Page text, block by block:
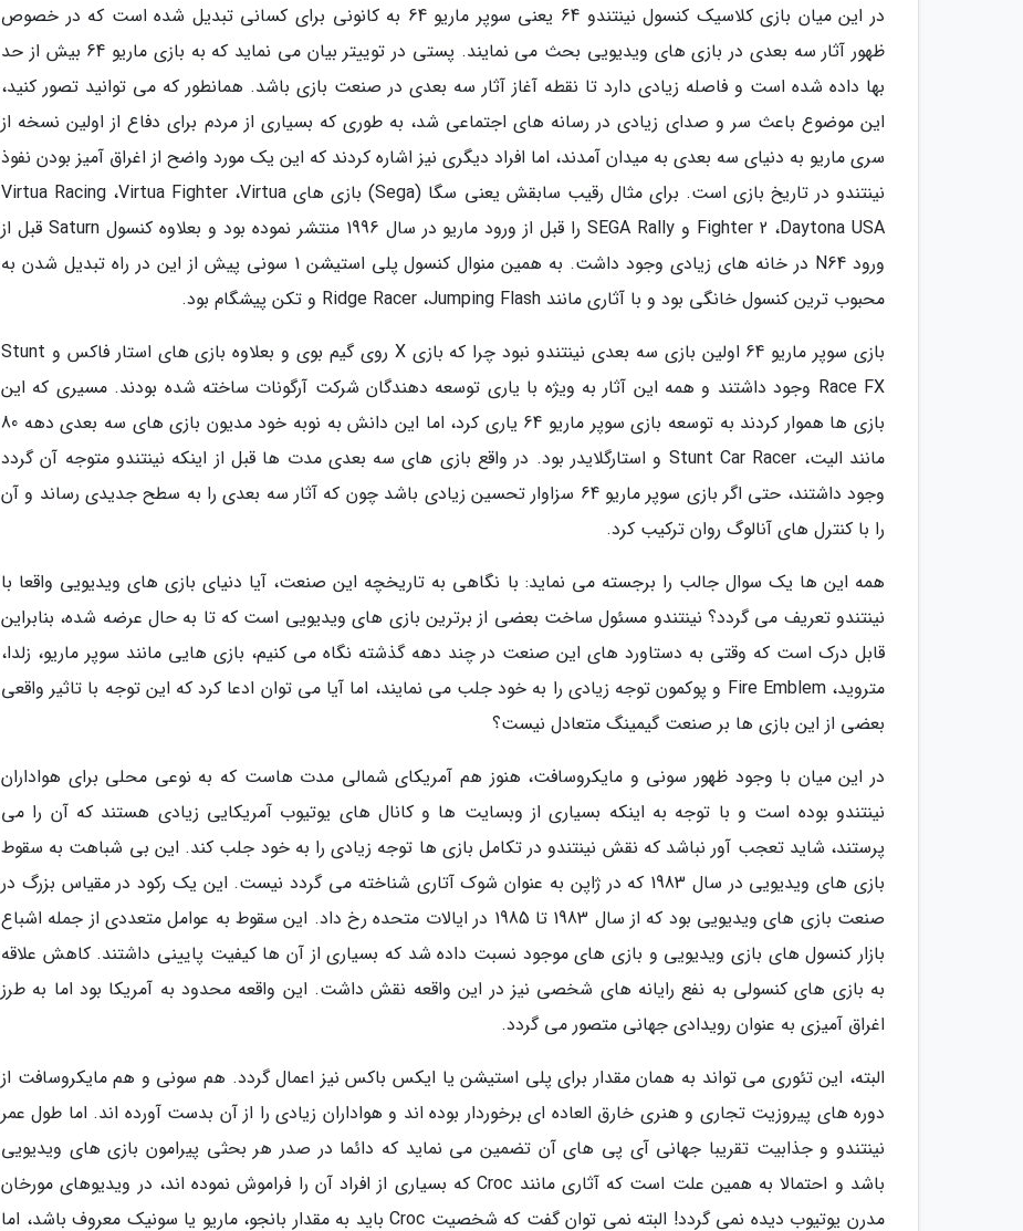
در این میان بازی کلاسیک کنسول نینتندو 64 یعنی سوپر ماریو 64 به کانونی برای کسانی تبدیل شده است که در خصوص
ظهور آثار سه بعدی در بازی های ویدیویی بحث می نمایند. پستی در توییتر بیان می نماید که به بازی ماریو 64 بیش از حد
بها داده شده است و فاصله زیادی دارد تا نقطه آغاز آثار سه بعدی در صنعت بازی باشد. همانطور که می توانید تصور کنید،
این موضوع باعث سر و صدای زیادی در رسانه های اجتماعی شد، به طوری که بسیاری از مردم برای دفاع از اولین نسخه از
سری ماریو به دنیای سه بعدی به میدان آمدند، اما افراد دیگری نیز اشاره کردند که این یک مورد واضح از اغراق آمیز بودن نفوذ
نینتندو در تاریخ بازی است. برای مثال رقیب سابقش یعنی سگا (Sega) بازی های Virtua Racing ،Virtua Fighter ،Virtua
Fighter 2 ،Daytona USA و SEGA Rally را قبل از ورود ماریو در سال 1996 منتشر نموده بود و بعلاوه کنسول Saturn قبل از
ورود N64 در خانه های زیادی وجود داشت. به همین منوال کنسول پلی استیشن 1 سونی پیش از این در راه تبدیل شدن به
محبوب ترین کنسول خانگی بود و با آثاری مانند Ridge Racer ،Jumping Flash و تکن پیشگام بود.
بازی سوپر ماریو 64 اولین بازی سه بعدی نینتندو نبود چرا که بازی X روی گیم بوی و بعلاوه بازی های استار فاکس و Stunt
Race FX وجود داشتند و همه این آثار به ویژه با یاری توسعه دهندگان شرکت آرگونات ساخته شده بودند. مسیری که این
بازی ها هموار کردند به توسعه بازی سوپر ماریو 64 یاری کرد، اما این دانش به نوبه خود مدیون بازی های سه بعدی دهه 80
مانند الیت، Stunt Car Racer و استارگلایدر بود. در واقع بازی های سه بعدی مدت ها قبل از اینکه نینتندو متوجه آن گردد
وجود داشتند، حتی اگر بازی سوپر ماریو 64 سزاوار تحسین زیادی باشد چون که آثار سه بعدی را به سطح جدیدی رساند و آن
را با کنترل های آنالوگ روان ترکیب کرد.
همه این ها یک سوال جالب را برجسته می نماید: با نگاهی به تاریخچه این صنعت، آیا دنیای بازی های ویدیویی واقعا با
نینتندو تعریف می گردد؟ نینتندو مسئول ساخت بعضی از برترین بازی های ویدیویی است که تا به حال عرضه شده، بنابراین
قابل درک است که وقتی به دستاورد های این صنعت در چند دهه گذشته نگاه می کنیم، بازی هایی مانند سوپر ماریو، زلدا،
متروید، Fire Emblem و پوکمون توجه زیادی را به خود جلب می نمایند، اما آیا می توان ادعا کرد که این توجه با تاثیر واقعی
بعضی از این بازی ها بر صنعت گیمینگ متعادل نیست؟
در این میان با وجود ظهور سونی و مایکروسافت، هنوز هم آمریکای شمالی مدت هاست که به نوعی محلی برای هواداران
نینتندو بوده است و با توجه به اینکه بسیاری از وبسایت ها و کانال های یوتیوب آمریکایی زیادی هستند که آن را می
پرستند، شاید تعجب آور نباشد که نقش نینتندو در تکامل بازی ها توجه زیادی را به خود جلب کند. این بی شباهت به سقوط
بازی های ویدیویی در سال 1983 که در ژاپن به عنوان شوک آتاری شناخته می گردد نیست. این یک رکود در مقیاس بزرگ در
صنعت بازی های ویدیویی بود که از سال 1983 تا 1985 در ایالات متحده رخ داد. این سقوط به عوامل متعددی از جمله اشباع
بازار کنسول های بازی ویدیویی و بازی های موجود نسبت داده شد که بسیاری از آن ها کیفیت پایینی داشتند. کاهش علاقه
به بازی های کنسولی به نفع رایانه های شخصی نیز در این واقعه نقش داشت. این واقعه محدود به آمریکا بود اما به طرز
اغراق آمیزی به عنوان رویدادی جهانی متصور می گردد.
البته، این تئوری می تواند به همان مقدار برای پلی استیشن یا ایکس باکس نیز اعمال گردد. هم سونی و هم مایکروسافت از
دوره های پیروزیت تجاری و هنری خارق العاده ای برخوردار بوده اند و هواداران زیادی را از آن بدست آورده اند. اما طول عمر
نینتندو و جذابیت تقریبا جهانی آی پی های آن تضمین می نماید که دائما در صدر هر بحثی پیرامون بازی های ویدیویی
باشد و احتمالا به همین علت است که آثاری مانند Croc که بسیاری از افراد آن را فراموش نموده اند، در ویدیوهای مورخان
مدرن یوتیوب دیده نمی گردد! البته نمی توان گفت که شخصیت Croc باید به مقدار بانجو، ماریو یا سونیک معروف باشد، اما